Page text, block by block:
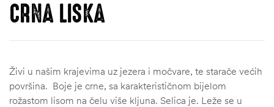
CRNA LISKA
Živi u našim krajevima uz jezera i močvare, te starače većih
površina. Boje je crne, sa karakterističnom bijelom
rožastom lisom na čelu više kljuna. Selica je. Leže se u